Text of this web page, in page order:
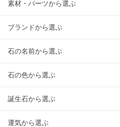
素材・パーツから選ぶ
ブランドから選ぶ
石の名前から選ぶ
石の色から選ぶ
誕生石から選ぶ
運気から選ぶ